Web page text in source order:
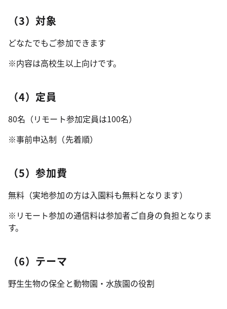
（3）対象
どなたでもご参加できます
※内容は高校生以上向けです。
（4）定員
80名（リモート参加定員は100名）
※事前申込制（先着順）
（5）参加費
無料（実地参加の方は入園料も無料となります）
※リモート参加の通信料は参加者ご自身の負担となりま
す。
（6）テーマ
野生生物の保全と動物園・水族園の役割